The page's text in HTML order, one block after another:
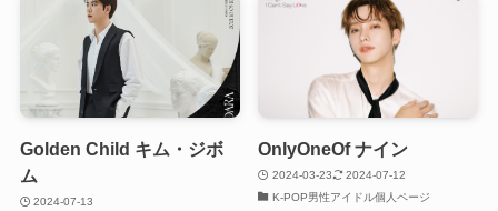
Golden Child キム・ジボ
ム
2024-07-13
OnlyOneOf ナイン
2024-03-23
2024-07-12
K-POP男性アイドル個人ページ